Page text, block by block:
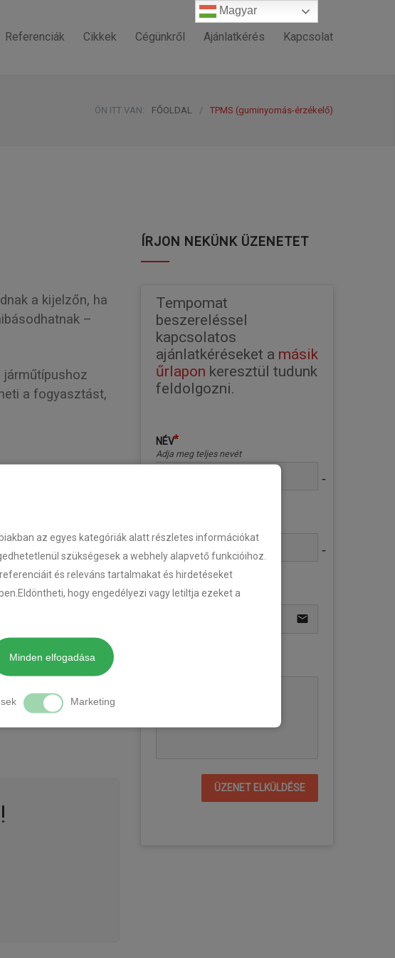
az egyes kategóriák alatt részletes információkat
szükségesek a webhely alapvető funkcióihoz.
és releváns tartalmakat és hirdetéseket
hogy engedélyezi vagy letiltja ezeket a
Minden elfogadása
Marketing
Referenciák Cikkek Cégünkről Ajánlatkérés Kapcsolat
ÖN ITT VAN: FŐOLDAL / TPMS (guminyomás-érzékelő)
a kijelzőn, ha
–
a fogyasztást,
növelő
ÍRJON NEKÜNK ÜZENETET
Tempomat
beszereléssel
kapcsolatos
ajánlatkéréseket a másik
űrlapon keresztül tudunk
feldolgozni.
NÉV
Adja meg teljes nevét
no-icon
no-icon
Adja meg email címét
email
ÜZENET ELKÜLDÉSE
Magyar